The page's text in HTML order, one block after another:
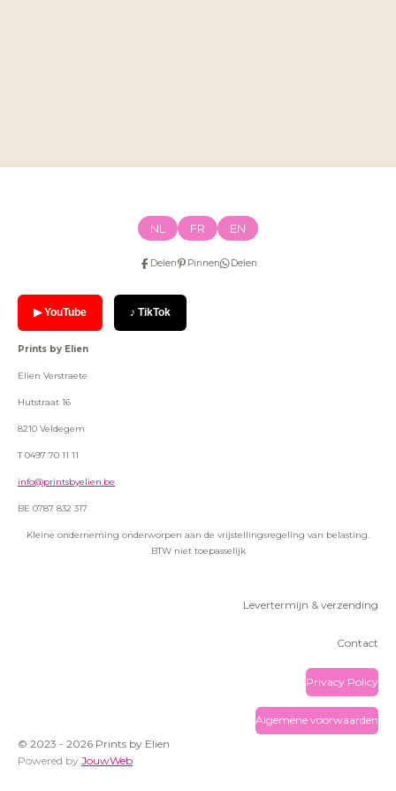
NL FR EN
Delen Pinnen Delen
▶ YouTube ♪ TikTok
Prints by Elien
Elien Verstraete
Hutstraat 16
8210 Veldegem
T 0497 70 11 11
info@printsbyelien.be
BE 0787 832 317
Kleine onderneming onderworpen aan de vrijstellingsregeling van belasting.
BTW niet toepasselijk
Levertermijn & verzending
Contact
Privacy Policy
Algemene voorwaarden
© 2023 - 2026 Prints by Elien
Powered by JouwWeb